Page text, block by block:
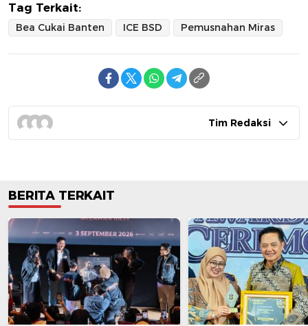
Tag Terkait:
Bea Cukai Banten ICE BSD Pemusnahan Miras
Tim Redaksi
BERITA TERKAIT